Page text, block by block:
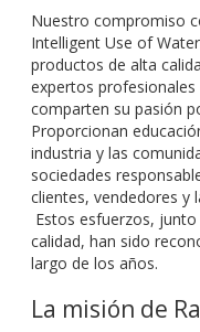
Nuestro compromiso
Intelligent Use of
productos de alta
expertos
comparten su pasión
Proporcionan
industria y las
sociedades
clientes, vendedores y
Estos esfuerzos,
calidad, han sido
largo de los años.
La misión de